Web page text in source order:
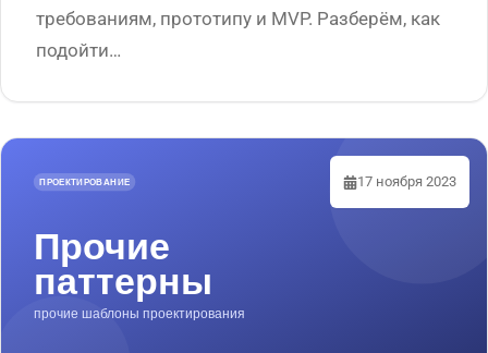
требованиям, прототипу и MVP. Разберём, как
подойти…
17 ноября 2023